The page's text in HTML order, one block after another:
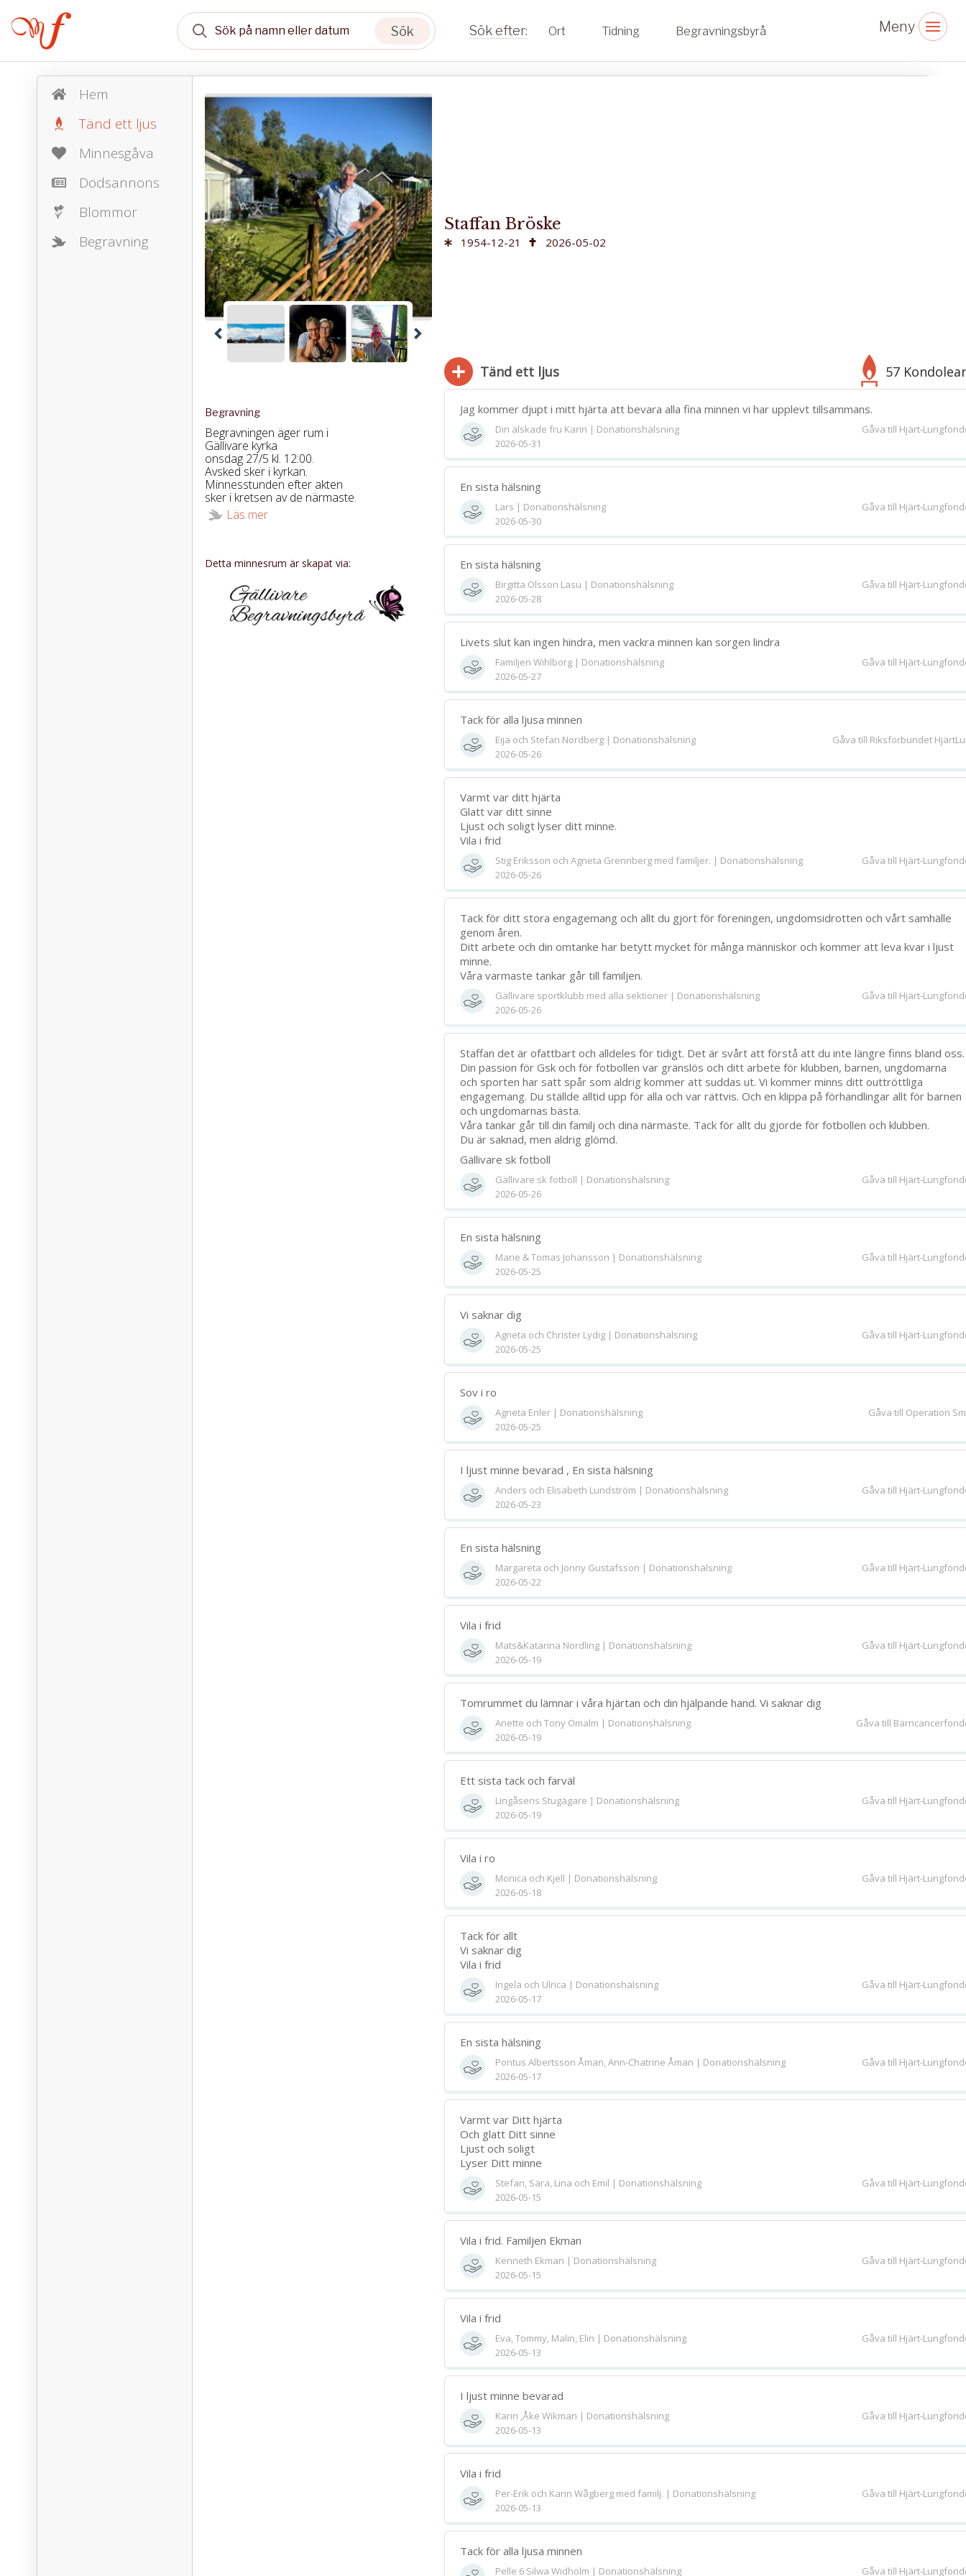
Sök Ort Tidning Begravningsbyrå
Hem
Tänd ett ljus
Minnesgåva
Dödsannons
Blommor
Begravning
Begravning
Begravningen äger rum i
Gällivare kyrka
onsdag 27/5 kl. 12:00.
Avsked sker i kyrkan.
Minnesstunden efter akten
sker i kretsen av de närmaste.
Läs mer
Detta minnesrum är skapat via:
Staffan Bröske
1954-12-21 2026-05-02
Tänd ett ljus 57
Bifoga bild
Jag har läst och accepterar villkoren
Jag kommer djupt i mitt hjärta att bevara alla fina minnen vi har upplevt tillsammans.
Din älskade fru Karin | Donationshälsning
2026-05-31
Gåva till Hjärt-
En sista hälsning
Lars | Donationshälsning
2026-05-30
Gåva till Hjärt-
En sista hälsning
Birgitta Olsson Lasu | Donationshälsning
2026-05-28
Gåva till Hjärt-
Livets slut kan ingen hindra, men vackra minnen kan sorgen lindra
Familjen Wihlborg | Donationshälsning
2026-05-27
Gåva till Hjärt-
Tack för alla ljusa minnen
Eija och Stefan Nordberg | Donationshälsning
2026-05-26
Gåva till Riksförbundet
Varmt var ditt hjärta
Glatt var ditt sinne
Ljust och soligt lyser ditt minne.
Vila i frid
Stig Eriksson och Agneta Grennberg med familjer. | Donationshälsning
2026-05-26
Gåva till Hjärt-
Tack för ditt stora engagemang och allt du gjort för föreningen, ungdomsidrotten och vårt samhälle
genom åren.
Ditt arbete och din omtanke har betytt mycket för många människor och kommer att leva kvar i ljust
minne.
Våra varmaste tankar går till familjen.
Gällivare sportklubb med alla sektioner | Donationshälsning
2026-05-26
Gåva till Hjärt-
Staffan det är ofattbart och alldeles för tidigt. Det är svårt att förstå att du inte längre finns bland oss.
Din passion för Gsk och för fotbollen var gränslös och ditt arbete för klubben, barnen, ungdomarna
och sporten har satt spår som aldrig kommer att suddas ut. Vi kommer minns ditt outtröttliga
engagemang. Du ställde alltid upp för alla och var rättvis. Och en klippa på förhandlingar allt för barnen
och ungdomarnas bästa.
Våra tankar går till din familj och dina närmaste. Tack för allt du gjorde för fotbollen och klubben.
Du är saknad, men aldrig glömd.
Gällivare sk fotboll
Gällivare sk fotboll | Donationshälsning
2026-05-26
Gåva till Hjärt-
En sista hälsning
Marie & Tomas Johansson | Donationshälsning
2026-05-25
Gåva till Hjärt-
Vi saknar dig
Agneta och Christer Lydig | Donationshälsning
2026-05-25
Gåva till Hjärt-
Sov i ro
Agneta Enler | Donationshälsning
2026-05-25
Gåva till Operation
I ljust minne bevarad , En sista hälsning
Anders och Elisabeth Lundström | Donationshälsning
2026-05-23
Gåva till Hjärt-
En sista hälsning
Margareta och Jonny Gustafsson | Donationshälsning
2026-05-22
Gåva till Hjärt-
Vila i frid
Mats&Katarina Nordling | Donationshälsning
2026-05-19
Gåva till Hjärt-
Tomrummet du lämnar i våra hjärtan och din hjälpande hand. Vi saknar dig
Anette och Tony Ömalm | Donationshälsning
2026-05-19
Gåva till
Ett sista tack och farväl
Lingåsens Stugägare | Donationshälsning
2026-05-19
Gåva till Hjärt-
Vila i ro
Monica och Kjell | Donationshälsning
2026-05-18
Gåva till Hjärt-
Tack för allt
Vi saknar dig
Vila i frid
Ingela och Ulrica | Donationshälsning
2026-05-17
Gåva till Hjärt-
En sista hälsning
Pontus Albertsson Åman, Ann-Chatrine Åman | Donationshälsning
2026-05-17
Gåva till Hjärt-
Varmt var Ditt hjärta
Och glatt Ditt sinne
Ljust och soligt
Lyser Ditt minne
Stefan, Sara, Lina och Emil | Donationshälsning
2026-05-15
Gåva till Hjärt-
Vila i frid. Familjen Ekman
Kenneth Ekman | Donationshälsning
2026-05-15
Gåva till Hjärt-
Vila i frid
Eva, Tommy, Malin, Elin | Donationshälsning
2026-05-13
Gåva till Hjärt-
I ljust minne bevarad
Karin ,Åke Wikman | Donationshälsning
2026-05-13
Gåva till Hjärt-
Vila i frid
Per-Erik och Karin Wågberg med familj. | Donationshälsning
2026-05-13
Gåva till Hjärt-
Tack för alla ljusa minnen
Pelle 6 Silwa Widholm | Donationshälsning Gåva till Hjärt-